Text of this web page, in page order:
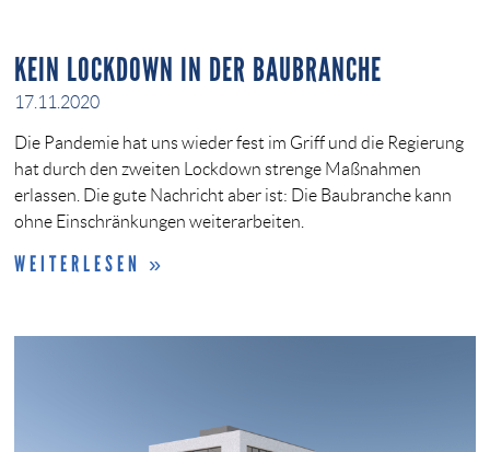
KEIN LOCKDOWN IN DER BAUBRANCHE
17.11.2020
Die Pandemie hat uns wieder fest im Griff und die Regierung
hat durch den zweiten Lockdown strenge Maßnahmen
erlassen. Die gute Nachricht aber ist: Die Baubranche kann
ohne Einschränkungen weiterarbeiten.
WEITERLESEN »